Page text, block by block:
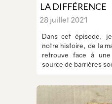
LA DIFFÉRENCE
28 juillet 2021
Dans cet épisode,
notre histoire, de la
retrouve face à
source de barrières